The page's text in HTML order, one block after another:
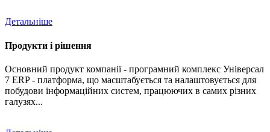
Детальніше
Продукти і рішення
Основний продукт компанії - програмний комплекс Універсал
7 ERP - платформа, що масштабується та налаштовується для
побудови інформаційних систем, працюючих в самих різних
галузях...